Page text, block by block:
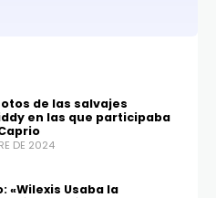
de las salvajes
en las que participaba
DE 2024
«Wilexis Usaba la